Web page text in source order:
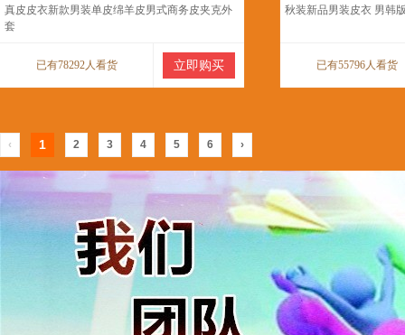
真皮皮衣新款男装单皮绵羊皮男式商务皮夹克外
套
已有78292人看货 立即购买
秋装新品男装皮衣 男韩
已有55796人看货
‹ 1 2 3 4 5 6 ›